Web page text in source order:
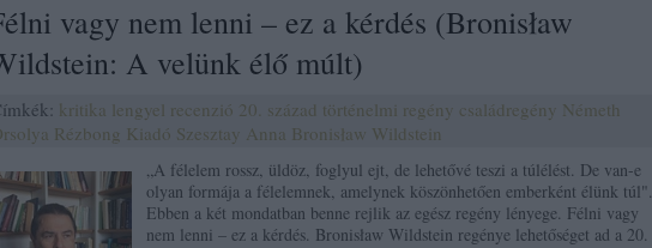
vagy nem lenni – ez a kérdés (Bronisław
A velünk élő múlt)
kritika lengyel recenzió 20. század történelmi regény családregény Németh
Rézbong Kiadó Szesztay Anna Bronisław Wildstein
„A félelem rossz, üldöz, foglyul ejt, de lehetővé teszi a túlélést. De van-e
olyan formája a félelemnek, amelynek köszönhetően emberként élünk túl".
Ebben a két mondatban benne rejlik az egész regény lényege. Félni vagy
nem lenni – ez a kérdés. Bronisław Wildstein regénye lehetőséget ad a 20.